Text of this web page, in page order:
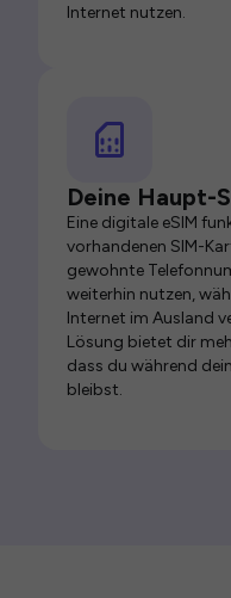
Internet nutzen.
Deine Haupt-
Eine digitale eSIM
vorhandenen SIM-
gewohnte
weiterhin nutzen,
Internet im Ausland
Lösung bietet dir
dass du während
bleibst.